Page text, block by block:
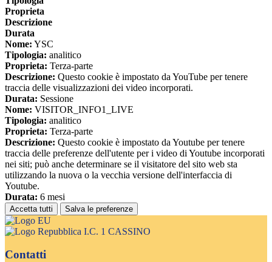
Proprieta
Descrizione
Durata
Nome: YSC
Tipologia: analitico
Proprieta: Terza-parte
Descrizione: Questo cookie è impostato da YouTube per tenere
traccia delle visualizzazioni dei video incorporati.
Durata: Sessione
Nome: VISITOR_INFO1_LIVE
Tipologia: analitico
Proprieta: Terza-parte
Descrizione: Questo cookie è impostato da Youtube per tenere
traccia delle preferenze dell'utente per i video di Youtube incorporati
nei siti; può anche determinare se il visitatore del sito web sta
utilizzando la nuova o la vecchia versione dell'interfaccia di
Youtube.
Durata: 6 mesi
Accetta tutti Salva le preferenze
I.C. 1 CASSINO
Contatti